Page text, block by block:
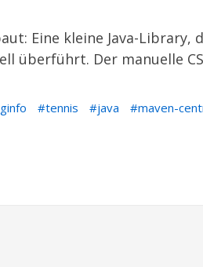
Eine kleine Java-Library,
überführt. Der manuelle
tennis java maven-